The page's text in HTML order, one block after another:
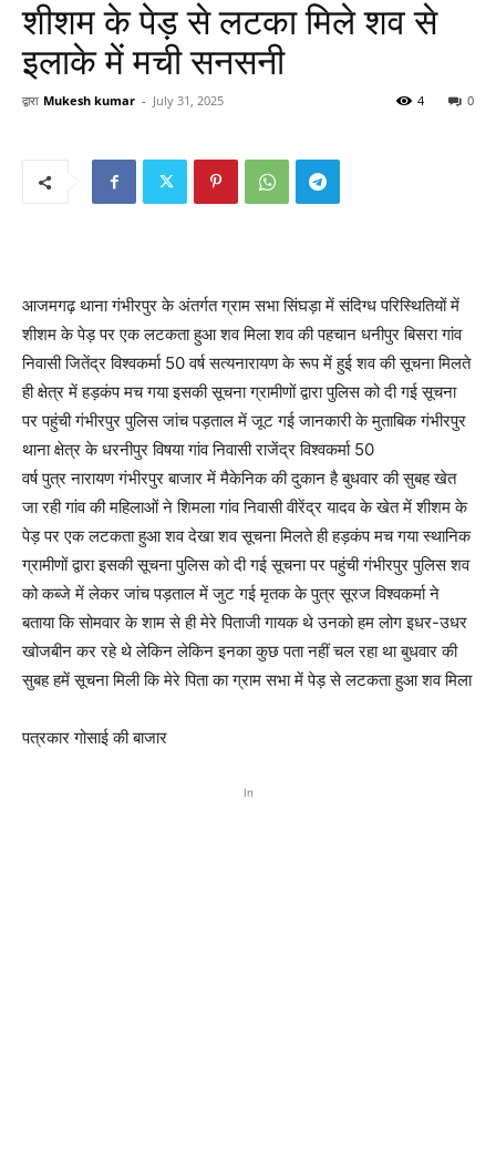
शीशम के पेड़ से लटका मिले शव से
इलाके में मची सनसनी
द्वारा Mukesh kumar - July 31, 2025 0
4
आजमगढ़ थाना गंभीरपुर के अंतर्गत ग्राम सभा सिंघड़ा में संदिग्ध परिस्थितियों में
शीशम के पेड़ पर एक लटकता हुआ शव मिला शव की पहचान धनीपुर बिसरा गांव
निवासी जितेंद्र विश्वकर्मा 50 वर्ष सत्यनारायण के रूप में हुई शव की सूचना मिलते
ही क्षेत्र में हड़कंप मच गया इसकी सूचना ग्रामीणों द्वारा पुलिस को दी गई सूचना
पर पहुंची गंभीरपुर पुलिस जांच पड़ताल में जूट गई जानकारी के मुताबिक गंभीरपुर
थाना क्षेत्र के धरनीपुर विषया गांव निवासी राजेंद्र विश्वकर्मा 50
वर्ष पुत्र नारायण गंभीरपुर बाजार में मैकेनिक की दुकान है बुधवार की सुबह खेत
जा रही गांव की महिलाओं ने शिमला गांव निवासी वीरेंद्र यादव के खेत में शीशम के
पेड़ पर एक लटकता हुआ शव देखा शव सूचना मिलते ही हड़कंप मच गया स्थानिक
ग्रामीणों द्वारा इसकी सूचना पुलिस को दी गई सूचना पर पहुंची गंभीरपुर पुलिस शव
को कब्जे में लेकर जांच पड़ताल में जुट गई मृतक के पुत्र सूरज विश्वकर्मा ने
बताया कि सोमवार के शाम से ही मेरे पिताजी गायक थे उनको हम लोग इधर-उधर
खोजबीन कर रहे थे लेकिन लेकिन इनका कुछ पता नहीं चल रहा था बुधवार की
सुबह हमें सूचना मिली कि मेरे पिता का ग्राम सभा में पेड़ से लटकता हुआ शव मिला
पत्रकार गोसाई की बाजार
In